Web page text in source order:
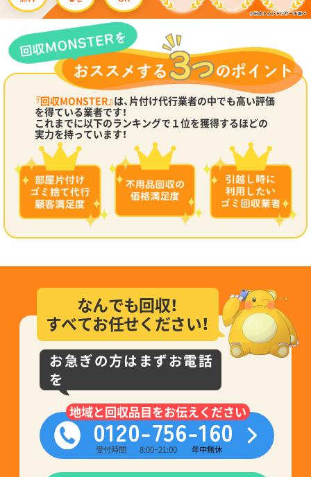
『回収MONSTER』は、片付け代行業者の中でも高い評価
を得ている業者です！
これまでに以下のランキングで１位を獲得するほどの
実力を持っています！
なんでも回収！
すべてお任せください！
お急ぎの方はまずお電話
を
0120-756-160
地域と回収品目をお伝えください
受付時間 8:00~21:00 年中無休